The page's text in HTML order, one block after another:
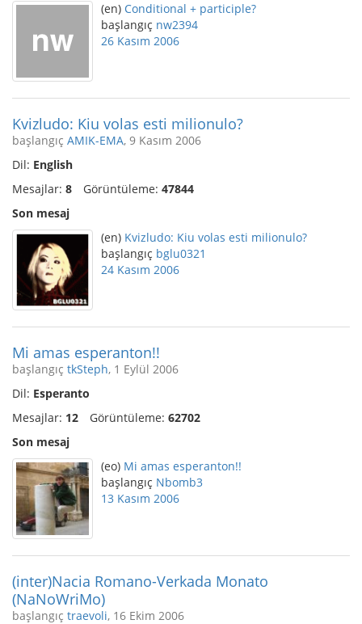
(en) Conditional + participle?
başlangıç nw2394
26 Kasım 2006
Kvizludo: Kiu volas esti milionulo?
başlangıç AMIK-EMA, 9 Kasım 2006
Dil: English
Mesajlar: 8 Görüntüleme: 47844
Son mesaj
(en) Kvizludo: Kiu volas esti milionulo?
başlangıç bglu0321
24 Kasım 2006
Mi amas esperanton!!
başlangıç tkSteph, 1 Eylül 2006
Dil: Esperanto
Mesajlar: 12 Görüntüleme: 62702
Son mesaj
(eo) Mi amas esperanton!!
başlangıç Nbomb3
13 Kasım 2006
(inter)Nacia Romano-Verkada Monato
(NaNoWriMo)
başlangıç traevoli, 16 Ekim 2006